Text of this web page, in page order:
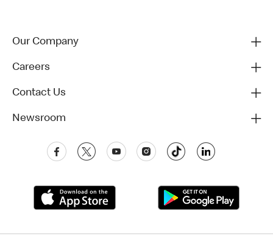
Our Company
Careers
Contact Us
Newsroom